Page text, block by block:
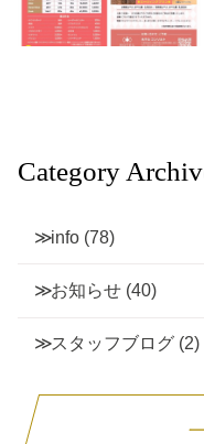
Category
info (78)
お知らせ (40)
スタッフブログ (2)